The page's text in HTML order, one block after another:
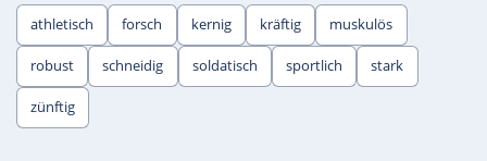
athletisch forsch kernig kräftig muskulös
robust schneidig soldatisch sportlich stark
zünftig